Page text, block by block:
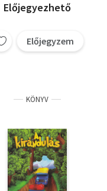
Előjegyezhető
Előjegyzem
KÖNYV